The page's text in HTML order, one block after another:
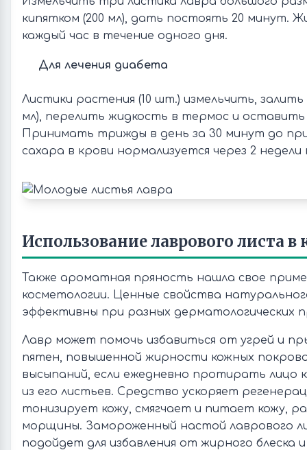
кипятком (200 мл), дать постоять 20 минут.
каждый час в течение одного дня.
Для лечения диабета
Листики растения (10 шт.) измельчить, залить
мл), перелить жидкость в термос и оставить
Принимать трижды в день за 30 минут до
сахара в крови нормализуется через 2
Использование лаврового листа
Также ароматная пряность нашла свое
косметологии. Ценные свойства
эффективны при разных дерматологических
Лавр может помочь избавиться от угрей и
пятен, повышенной жирности кожных
высыпаний, если ежедневно протирать лицо
из его листьев. Средство ускоряет
тонизирует кожу, смягчает и питает кожу,
морщины. Замороженный настой лаврового
подойдет для избавления от жирного блеска